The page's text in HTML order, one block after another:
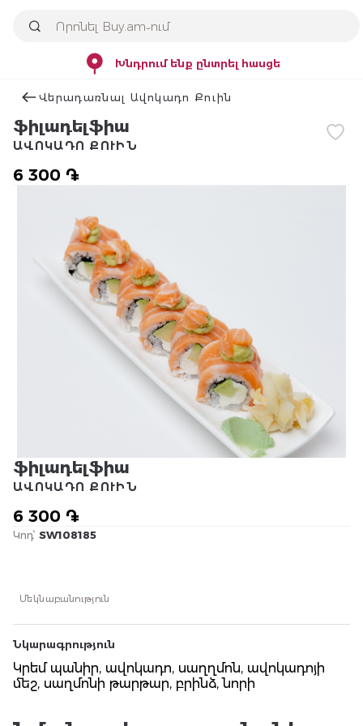
Խնդրում ենք ընտրել հասցե
Վերադառնալ Ավոկադո Քուին
ֆիլադելֆիա
6 300 ֏
ԱՎՈԿԱԴՈ ՔՈՒԻՆ
ֆիլադելֆիա
6 300 ֏
ԱՎՈԿԱԴՈ ՔՈՒԻՆ
Կոդ՝ SW108185
Մեկնաբանություն
Նկարագրություն
Կրեմ պանիր, ավոկադո, սաղղմոն, ավոկադոյի
մեշ, սաղմոնի թարթար, բրինձ, նորի